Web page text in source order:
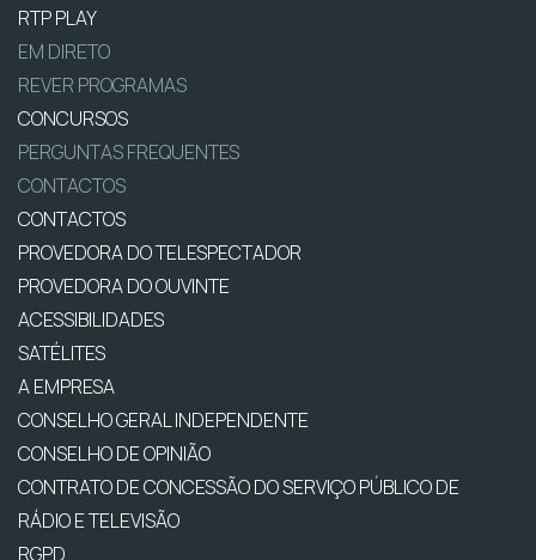
RTP PLAY
EM DIRETO
REVER PROGRAMAS
CONCURSOS
PERGUNTAS FREQUENTES
CONTACTOS
CONTACTOS
PROVEDORA DO TELESPECTADOR
PROVEDORA DO OUVINTE
ACESSIBILIDADES
SATÉLITES
A EMPRESA
CONSELHO GERAL INDEPENDENTE
CONSELHO DE OPINIÃO
CONTRATO DE CONCESSÃO DO SERVIÇO PÚBLICO DE
RÁDIO E TELEVISÃO
RGPD